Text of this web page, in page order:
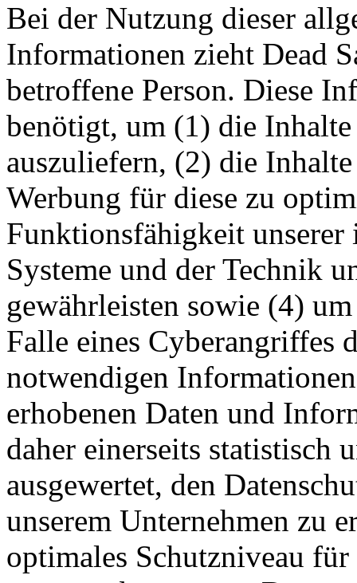
Bei der Nutzung dieser
Informationen zieht Dead
betroffene Person. Diese
benötigt, um (1) die
auszuliefern, (2) die
Werbung für diese zu
Funktionsfähigkeit
Systeme und der Technik
gewährleisten sowie (4)
Falle eines Cyberangriffes
notwendigen
erhobenen Daten und
daher einerseits statistisch
ausgewertet, den
unserem Unternehmen zu
optimales Schutzniveau